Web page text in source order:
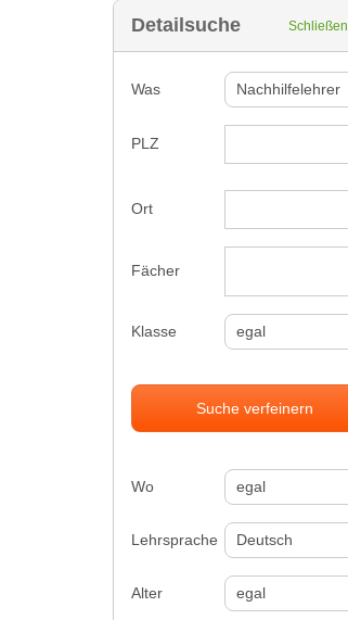
Detailsuche Schließen
Was
PLZ
Ort
Fächer
Klasse
Suche verfeinern
Wo
Lehrsprache
Alter